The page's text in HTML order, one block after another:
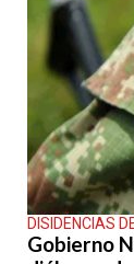
DISIDENCIAS
Gobierno